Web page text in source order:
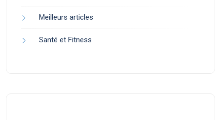
Meilleurs articles
Santé et Fitness